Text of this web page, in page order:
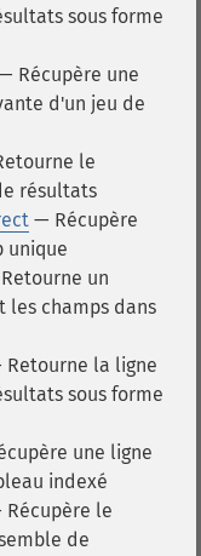
sous forme
Récupère une
d'un jeu de
le
résultats
— Récupère
unique
un
champs dans
la ligne
sous forme
une ligne
indexé
le
de